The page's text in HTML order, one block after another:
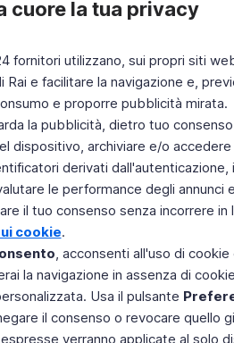
cuore la tua privacy
fornitori utilizzano, sui propri siti
Rai e facilitare la navigazione e,
e proporre pubblicità mirata.
la pubblicità, dietro tuo
dispositivo, archiviare e/o
derivati
le performance degli
il tuo consenso senza incorrere
cookie.
, acconsenti all'uso di
la navigazione in assenza di
Usa il pulsante
il consenso o revocare quello
verranno applicate al solo